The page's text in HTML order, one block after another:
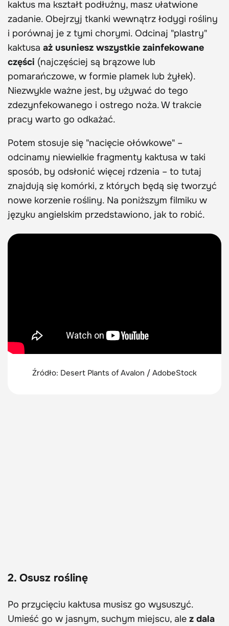
kaktus ma kształt podłużny, masz ułatwione
zadanie. Obejrzyj tkanki wewnątrz łodygi rośliny
i porównaj je z tymi chorymi. Odcinaj "plastry"
kaktusa aż usuniesz wszystkie zainfekowane
części (najczęściej są brązowe lub
pomarańczowe, w formie plamek lub żyłek).
Niezwykle ważne jest, by używać do tego
zdezynfekowanego i ostrego noża. W trakcie
pracy warto go odkażać.
Potem stosuje się "nacięcie ołówkowe" –
odcinamy niewielkie fragmenty kaktusa w taki
sposób, by odsłonić więcej rdzenia – to tutaj
znajdują się komórki, z których będą się tworzyć
nowe korzenie rośliny. Na poniższym filmiku w
języku angielskim przedstawiono, jak to robić.
Źródło: Desert Plants of Avalon / AdobeStock
2. Osusz roślinę
Po przycięciu kaktusa musisz go wysuszyć.
Umieść go w jasnym, suchym miejscu, ale z dala